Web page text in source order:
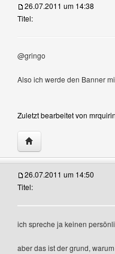
Profile anzeigen
26.07.2011 um 14:38
Titel:
@gringo
Also ich werde den Banner
Zuletzt bearbeitet von
Website dieses
Profile anzeigen
26.07.2011 um 14:50
Titel:
ich spreche ja keinen
aber das ist der grund,